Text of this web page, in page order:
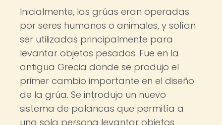
Inicialmente, las grúas eran operadas
por seres humanos o animales, y solían
ser utilizadas principalmente para
levantar objetos pesados. Fue en la
antigua Grecia donde se produjo el
primer cambio importante en el diseño
de la grúa. Se introdujo un nuevo
sistema de palancas que permitía a
una sola persona levantar objetos